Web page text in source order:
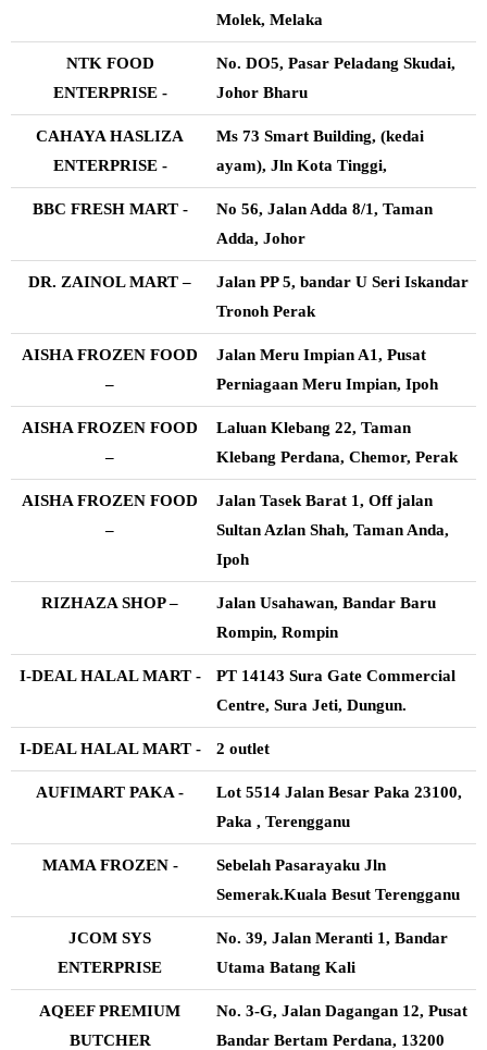
Molek, Melaka
NTK FOOD
ENTERPRISE -
No. DO5, Pasar Peladang Skudai,
Johor Bharu
CAHAYA HASLIZA
ENTERPRISE -
Ms 73 Smart Building, (kedai
ayam), Jln Kota Tinggi,
BBC FRESH MART -
No 56, Jalan Adda 8/1, Taman
Adda, Johor
DR. ZAINOL MART –
Jalan PP 5, bandar U Seri Iskandar
Tronoh Perak
AISHA FROZEN FOOD
–
Jalan Meru Impian A1, Pusat
Perniagaan Meru Impian, Ipoh
AISHA FROZEN FOOD
–
Laluan Klebang 22, Taman
Klebang Perdana, Chemor, Perak
AISHA FROZEN FOOD
–
Jalan Tasek Barat 1, Off jalan
Sultan Azlan Shah, Taman Anda,
Ipoh
RIZHAZA SHOP –
Jalan Usahawan, Bandar Baru
Rompin, Rompin
I-DEAL HALAL MART -
PT 14143 Sura Gate Commercial
Centre, Sura Jeti, Dungun.
I-DEAL HALAL MART - 2 outlet
AUFIMART PAKA -
Lot 5514 Jalan Besar Paka 23100,
Paka , Terengganu
MAMA FROZEN -
Sebelah Pasarayaku Jln
Semerak.Kuala Besut Terengganu
JCOM SYS
ENTERPRISE
No. 39, Jalan Meranti 1, Bandar
Utama Batang Kali
AQEEF PREMIUM
BUTCHER
No. 3-G, Jalan Dagangan 12, Pusat
Bandar Bertam Perdana, 13200